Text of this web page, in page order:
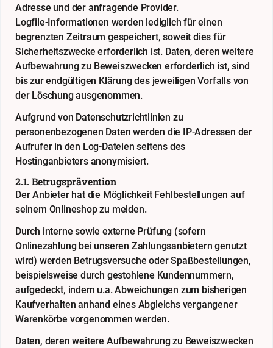
Adresse und der anfragende Provider.
Logfile-Informationen werden lediglich für einen
begrenzten Zeitraum gespeichert, soweit dies für
Sicherheitszwecke erforderlich ist. Daten, deren weitere
Aufbewahrung zu Beweiszwecken erforderlich ist, sind
bis zur endgültigen Klärung des jeweiligen Vorfalls von
der Löschung ausgenommen.
Aufgrund von Datenschutzrichtlinien zu
personenbezogenen Daten werden die IP-Adressen der
Aufrufer in den Log-Dateien seitens des
Hostinganbieters anonymisiert.
2.1. Betrugsprävention
Der Anbieter hat die Möglichkeit Fehlbestellungen auf
seinem Onlineshop zu melden.
Durch interne sowie externe Prüfung (sofern
Onlinezahlung bei unseren Zahlungsanbietern genutzt
wird) werden Betrugsversuche oder Spaßbestellungen,
beispielsweise durch gestohlene Kundennummern,
aufgedeckt, indem u.a. Abweichungen zum bisherigen
Kaufverhalten anhand eines Abgleichs vergangener
Warenkörbe vorgenommen werden.
Daten, deren weitere Aufbewahrung zu Beweiszwecken